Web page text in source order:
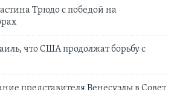
Трюдо с победой на
что США продолжат борьбу с